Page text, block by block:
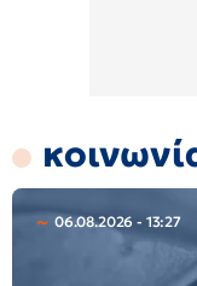
06.08.2026 - 13:27